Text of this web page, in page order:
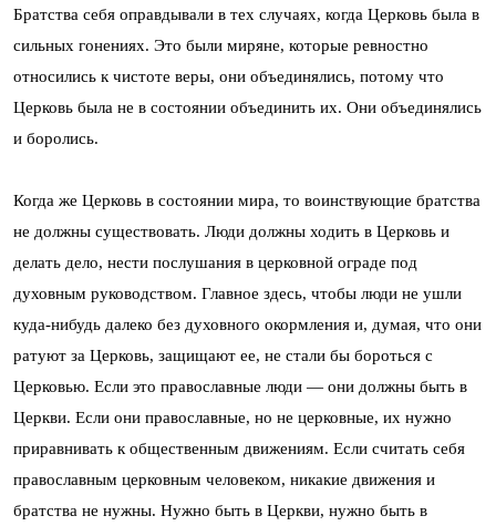
Братства себя оправдывали в тех случаях, когда Церковь была в
сильных гонениях. Это были миряне, которые ревностно
относились к чистоте веры, они объединялись, потому что
Церковь была не в состоянии объединить их. Они объединялись
и боролись.
Когда же Церковь в состоянии мира, то воинствующие братства
не должны существовать. Люди должны ходить в Церковь и
делать дело, нести послушания в церковной ограде под
духовным руководством. Главное здесь, чтобы люди не ушли
куда-нибудь далеко без духовного окормления и, думая, что они
ратуют за Церковь, защищают ее, не стали бы бороться с
Церковью. Если это православные люди — они должны быть в
Церкви. Если они православные, но не церковные, их нужно
приравнивать к общественным движениям. Если считать себя
православным церковным человеком, никакие движения и
братства не нужны. Нужно быть в Церкви, нужно быть в